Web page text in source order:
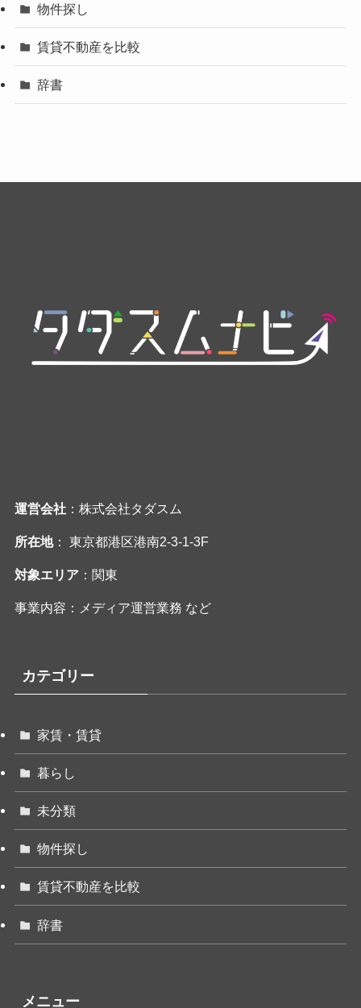
物件探し
賃貸不動産を比較
辞書
運営会社：株式会社タダスム
所在地： 東京都港区港南2-3-1-3F
対象エリア：関東
事業内容：メディア運営業務 など
カテゴリー
家賃・賃貸
暮らし
未分類
物件探し
賃貸不動産を比較
辞書
メニュー